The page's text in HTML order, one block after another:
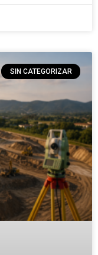
SIN CATEGORIZAR